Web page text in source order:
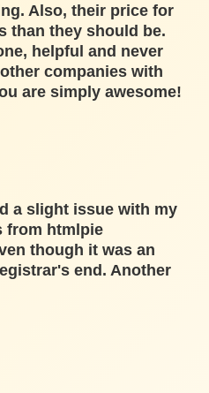
Also, their price for
than they should be.
helpful and never
companies with
are simply awesome!
a slight issue with my
from htmlpie
though it was an
end. Another